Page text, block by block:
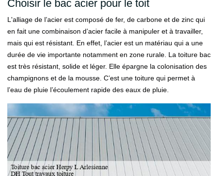
Choisir le bac acier pour le toit
L'alliage de l’acier est composé de fer, de carbone et de zinc qui
en fait une combinaison d’acier facile à manipuler et à travailler,
mais qui est résistant. En effet, l’acier est un matériau qui a une
durée de vie importante notamment en zone rurale. La toiture bac
est très résistant, solide et léger. Elle épargne la colonisation des
champignons et de la mousse. C’est une toiture qui permet à
l’eau de pluie l’écoulement rapide des eaux de pluie.